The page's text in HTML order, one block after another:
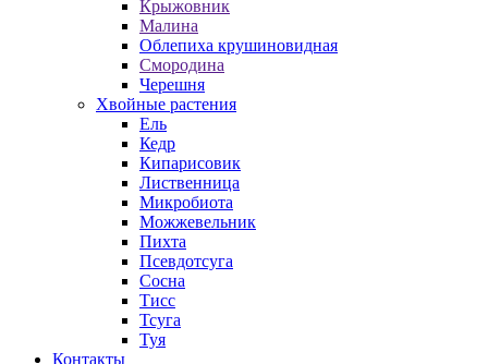
Крыжовник
Малина
Облепиха крушиновидная
Смородина
Черешня
Хвойные растения
Ель
Кедр
Кипарисовик
Лиственница
Микробиота
Можжевельник
Пихта
Псевдотсуга
Сосна
Тисс
Тсуга
Туя
Контакты